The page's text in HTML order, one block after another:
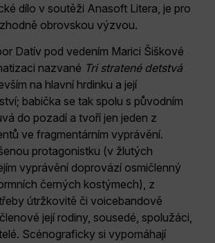
dílo v soutěži Anasoft Litera, je pro
obrovskou výzvou.
Datív pod vedením Marici Šiškové
nazvané Tri stratené detstvá
na hlavní hrdinku a její
babička se tak spolu s původním
do pozadí a tvoří jen jeden z
ve fragmentárním vyprávění.
protagonistku (v žlutých
vyprávění doprovází osmičlenný
černých kostýmech), z
útržkovitě či voicebandově
její rodiny, sousedé, spolužáci,
Scénograficky si vypomáhají